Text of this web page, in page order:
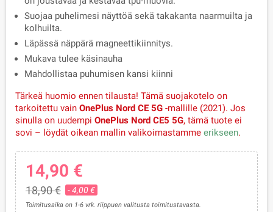
Suojaa puhelimesi näyttöä sekä takakanta naarmuilta ja
kolhuilta.
Läpässä näppärä magneettikiinnitys.
Mukava tulee käsinauha
Mahdollistaa puhumisen kansi kiinni
Tärkeä huomio ennen tilausta! Tämä suojakotelo on
tarkoitettu vain OnePlus Nord CE 5G -mallille (2021). Jos
sinulla on uudempi OnePlus Nord CE5 5G, tämä tuote ei
sovi – löydät oikean mallin valikoimastamme erikseen.
14,90 €
18,90 € - 4,00 €
Toimitusaika on 1-6 vrk. riippuen valitusta toimitustavasta.